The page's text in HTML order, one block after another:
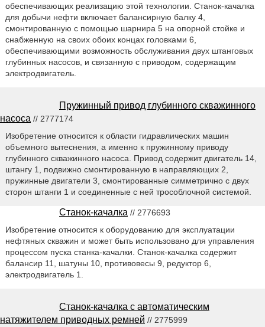
обеспечивающих реализацию этой технологии. Станок-качалка
для добычи нефти включает балансирную балку 4,
смонтированную с помощью шарнира 5 на опорной стойке и
снабженную на своих обоих концах головками 6,
обеспечивающими возможность обслуживания двух штанговых
глубинных насосов, и связанную с приводом, содержащим
электродвигатель.
Пружинный привод глубинного скважинного
насоса // 2777174
Изобретение относится к области гидравлических машин
объемного вытеснения, а именно к пружинному приводу
глубинного скважинного насоса. Привод содержит двигатель 14,
штангу 1, подвижно смонтированную в направляющих 2,
пружинные двигатели 3, смонтированные симметрично с двух
сторон штанги 1 и соединенные с ней трособлочной системой.
Станок-качалка // 2776693
Изобретение относится к оборудованию для эксплуатации
нефтяных скважин и может быть использовано для управления
процессом пуска станка-качалки. Станок-качалка содержит
балансир 11, шатуны 10, противовесы 9, редуктор 6,
электродвигатель 1.
Станок-качалка с автоматическим
натяжителем приводных ремней // 2775999